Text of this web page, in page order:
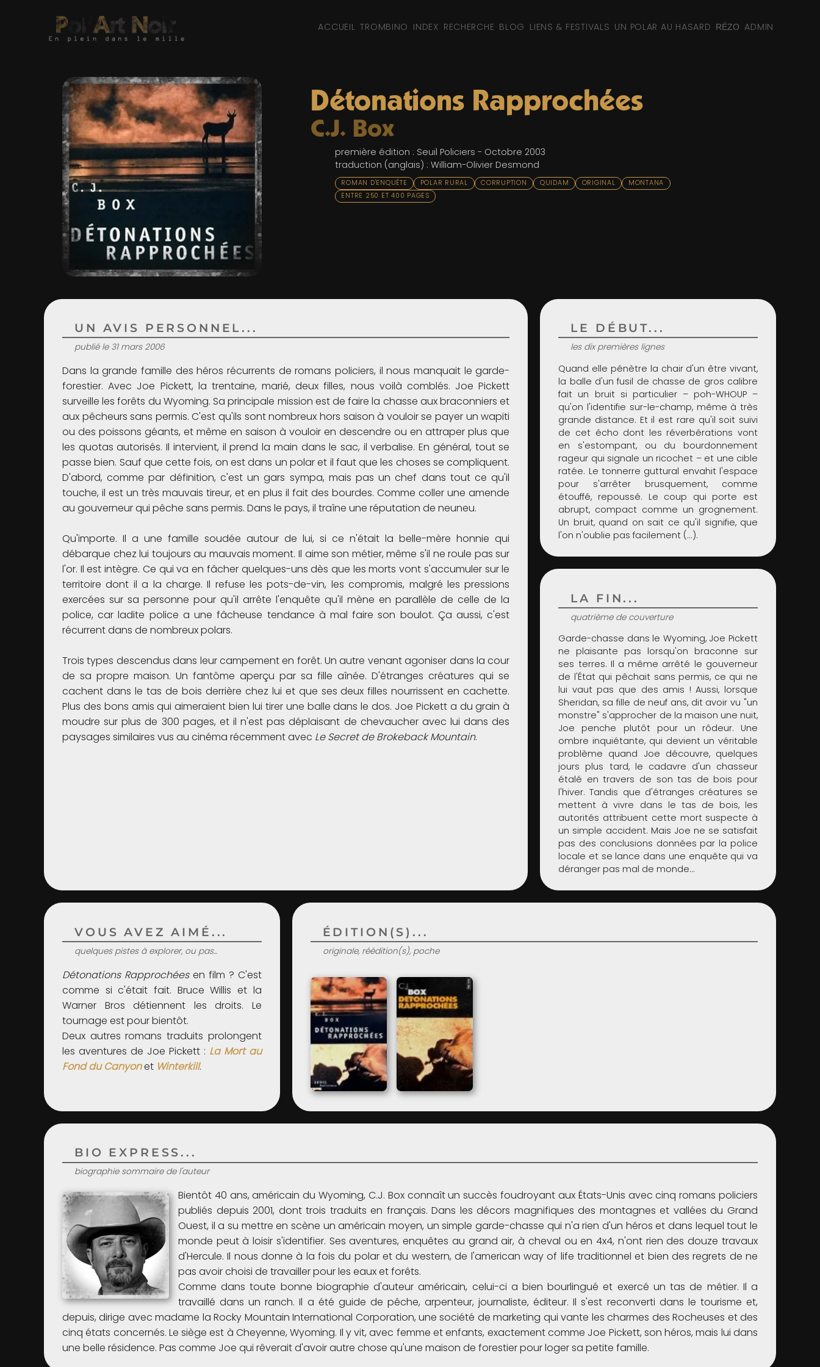
ACCUEIL TROMBINO INDEX RECHERCHE BLOG LIENS & FESTIVALS UN POLAR AU HASARD RÉZO ADMIN
Détonations Rapprochées
C.J. Box
première édition : Seuil Policiers - Octobre 2003
traduction (anglais) : William-Olivier Desmond
ROMAN D'ENQUÊTE POLAR RURAL CORRUPTION QUIDAM ORIGINAL
MONTANA
ENTRE 250 ET 400 PAGES
UN AVIS PERSONNEL...
publié le 31 mars 2006
Dans la grande famille des héros récurrents de romans policiers, il nous manquait le garde-
forestier. Avec Joe Pickett, la trentaine, marié, deux filles, nous voilà comblés. Joe Pickett
surveille les forêts du Wyoming. Sa principale mission est de faire la chasse aux braconniers et
aux pêcheurs sans permis. C'est qu'ils sont nombreux hors saison à vouloir se payer un wapiti
ou des poissons géants, et même en saison à vouloir en descendre ou en attraper plus que
les quotas autorisés. Il intervient, il prend la main dans le sac, il verbalise. En général, tout se
passe bien. Sauf que cette fois, on est dans un polar et il faut que les choses se compliquent.
D'abord, comme par définition, c'est un gars sympa, mais pas un chef dans tout ce qu'il
touche, il est un très mauvais tireur, et en plus il fait des bourdes. Comme coller une amende
au gouverneur qui pêche sans permis. Dans le pays, il traîne une réputation de neuneu.
Qu'importe. Il a une famille soudée autour de lui, si ce n'était la belle-mère honnie qui
débarque chez lui toujours au mauvais moment. Il aime son métier, même s'il ne roule pas sur
l'or. Il est intègre. Ce qui va en fâcher quelques-uns dès que les morts vont s'accumuler sur le
territoire dont il a la charge. Il refuse les pots-de-vin, les compromis, malgré les pressions
exercées sur sa personne pour qu'il arrête l'enquête qu'il mène en parallèle de celle de la
police, car ladite police a une fâcheuse tendance à mal faire son boulot. Ça aussi, c'est
récurrent dans de nombreux polars.
Trois types descendus dans leur campement en forêt. Un autre venant agoniser dans la cour
de sa propre maison. Un fantôme aperçu par sa fille aînée. D'étranges créatures qui se
cachent dans le tas de bois derrière chez lui et que ses deux filles nourrissent en cachette.
Plus des bons amis qui aimeraient bien lui tirer une balle dans le dos. Joe Pickett a du grain à
moudre sur plus de 300 pages, et il n'est pas déplaisant de chevaucher avec lui dans des
paysages similaires vus au cinéma récemment avec Le Secret de Brokeback Mountain.
VOUS AVEZ AIMÉ...
quelques pistes à explorer, ou pas...
Détonations Rapprochéesen film ? C'est
comme si c'était fait. Bruce Willis et la
Warner Bros détiennent les droits. Le
tournage est pour bientôt.
Deux autres romans traduits prolongent
les aventures de Joe Pickett : La Mort au
Fond du Canyonet Winterkill.
LE DÉBUT...
les dix premières lignes
Quand elle pénètre la chair d'un être vivant,
la balle d'un fusil de chasse de gros calibre
fait un bruit si particulier – poh-WHOUP –
qu'on l'identifie sur-le-champ, même à très
grande distance. Et il est rare qu'il soit suivi
de cet écho dont les réverbérations vont
en s'estompant, ou du bourdonnement
rageur qui signale un ricochet – et une cible
ratée. Le tonnerre guttural envahit l'espace
pour s'arrêter brusquement, comme
étouffé, repoussé. Le coup qui porte est
abrupt, compact comme un grognement.
Un bruit, quand on sait ce qu'il signifie, que
l'on n'oublie pas facilement (...).
LA FIN...
quatrième de couverture
Garde-chasse dans le Wyoming, Joe Pickett
ne plaisante pas lorsqu'on braconne sur
ses terres. Il a même arrêté le gouverneur
de l'État qui pêchait sans permis, ce qui ne
lui vaut pas que des amis ! Aussi, lorsque
Sheridan, sa fille de neuf ans, dit avoir vu "un
monstre" s'approcher de la maison une nuit,
Joe penche plutôt pour un rôdeur. Une
ombre inquiétante, qui devient un véritable
problème quand Joe découvre, quelques
jours plus tard, le cadavre d'un chasseur
étalé en travers de son tas de bois pour
l'hiver. Tandis que d'étranges créatures se
mettent à vivre dans le tas de bois, les
autorités attribuent cette mort suspecte à
un simple accident. Mais Joe ne se satisfait
pas des conclusions données par la police
locale et se lance dans une enquête qui va
déranger pas mal de monde...
BIO EXPRESS...
biographie sommaire de l'auteur
Bientôt 40 ans, américain du Wyoming, C.J. Box connaît un succès foudroyant aux États-Unis avec cinq romans policiers
publiés depuis 2001, dont trois traduits en français. Dans les décors magnifiques des montagnes et vallées du Grand
Ouest, il a su mettre en scène un américain moyen, un simple garde-chasse qui n'a rien d'un héros et dans lequel tout le
monde peut à loisir s'identifier. Ses aventures, enquêtes au grand air, à cheval ou en 4x4, n'ont rien des douze travaux
d'Hercule. Il nous donne à la fois du polar et du western, de l'american way of life traditionnel et bien des regrets de ne
pas avoir choisi de travailler pour les eaux et forêts.
Comme dans toute bonne biographie d'auteur américain, celui-ci a bien bourlingué et exercé un tas de métier. Il a
travaillé dans un ranch. Il a été guide de pêche, arpenteur, journaliste, éditeur. Il s'est reconverti dans le tourisme et,
depuis, dirige avec madame la Rocky Mountain International Corporation, une société de marketing qui vante les charmes des Rocheuses et des
cinq états concernés. Le siège est à Cheyenne, Wyoming. Il y vit, avec femme et enfants, exactement comme Joe Pickett, son héros, mais lui dans
une belle résidence. Pas comme Joe qui rêverait d'avoir autre chose qu'une maison de forestier pour loger sa petite famille.
ÉDITION(S)...
originale, réédition(s), poche